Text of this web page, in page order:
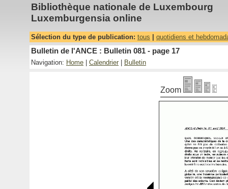
Bibliothèque nationale de Luxembourg
Luxemburgensia online
Sélection du type de publication: tous quotidiens et
Bulletin de l'ANCE : Bulletin 081 - page 17
Navigation: Home Calendrier Bulletin
Zoom